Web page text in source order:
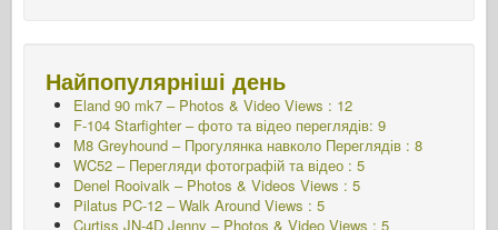
Найпопулярніші день
Eland 90 mk7 – Photos & Video Views : 12
F-104 Starfighter – фото та відео переглядів: 9
M8 Greyhound – Прогулянка навколо Переглядів : 8
WC52 – Перегляди фотографій та відео : 5
Denel Rooivalk – Photos & Videos Views : 5
Pilatus PC-12 – Walk Around Views : 5
Curtiss JN-4D Jenny – Photos & Video Views : 5